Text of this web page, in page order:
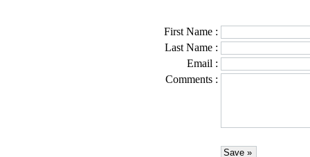
First Name :
Last Name :
Email :
Comments :